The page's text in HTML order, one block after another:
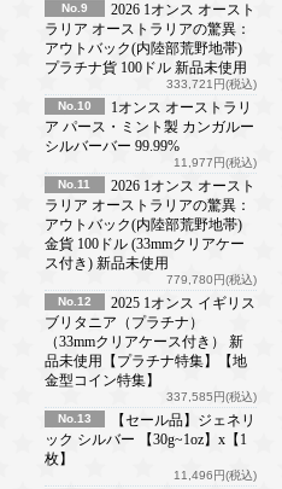
No.9
2026 1オンス オースト
ラリア オーストラリアの驚異：
アウトバック(内陸部荒野地帯)
プラチナ貨 100ドル 新品未使用
333,721円(税込)
No.10
1オンス オーストラリ
ア パース・ミント製 カンガルー
シルバーバー 99.99%
11,977円(税込)
No.11
2026 1オンス オースト
ラリア オーストラリアの驚異：
アウトバック(内陸部荒野地帯)
金貨 100ドル (33mmクリアケー
ス付き) 新品未使用
779,780円(税込)
No.12
2025 1オンス イギリス
ブリタニア（プラチナ）
（33mmクリアケース付き） 新
品未使用【プラチナ特集】【地
金型コイン特集】
337,585円(税込)
No.13
【セール品】ジェネリ
ック シルバー 【30g~1oz】x【1
枚】
11,496円(税込)